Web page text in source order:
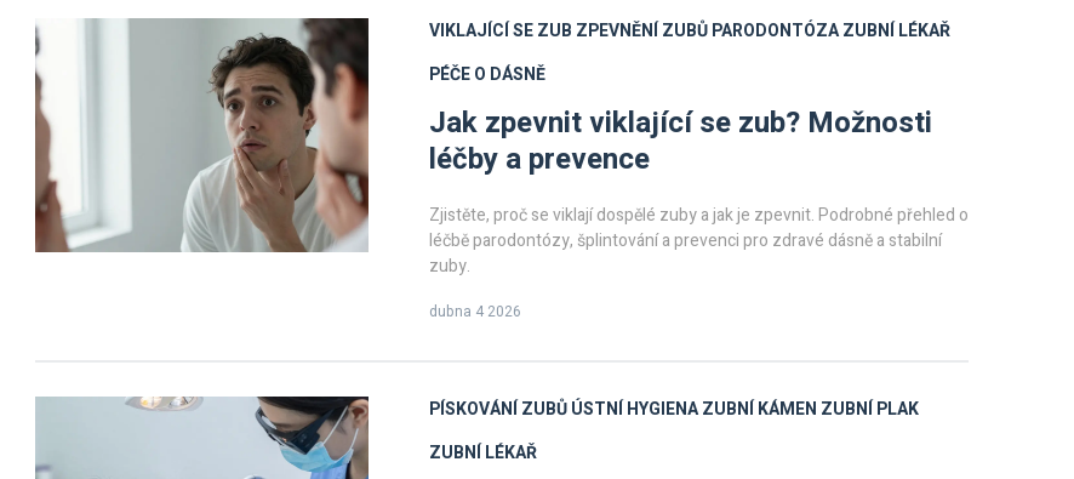
VIKLAJÍCÍ SE ZUB ZPEVNĚNÍ ZUBŮPARODONTÓZAZUBNÍ LÉKAŘ
PÉČE O DÁSNĚ
Jak zpevnit viklající se zub? Možnosti
léčby a prevence
Zjistěte, proč se viklají dospělé zuby a jak je zpevnit. Podrobné přehled o
léčbě parodontózy, šplintování a prevenci pro zdravé dásně a stabilní
zuby.
dubna 4 2026
PÍSKOVÁNÍ ZUBŮÚSTNÍ HYGIENAZUBNÍ KÁMEN ZUBNÍ PLAK
ZUBNÍ LÉKAŘ